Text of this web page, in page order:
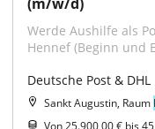
Werde Aushilfe als
Hennef (Beginn und
Deutsche Post & DHL
Sankt Augustin, Raum
Von 25.900,00 € bis